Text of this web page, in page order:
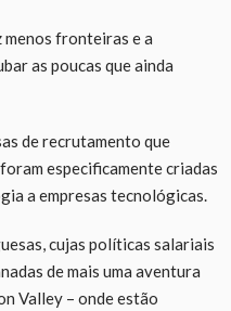
menos fronteiras e a
as poucas que ainda
de recrutamento que
especificamente criadas
a empresas tecnológicas.
cujas políticas salariais
de mais uma aventura
Valley – onde estão